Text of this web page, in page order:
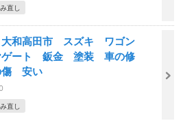
直し
和高田市 スズキ ワゴン
ート 鈑金 塗装 車の修
安い
直し